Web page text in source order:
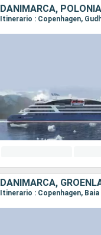
DANIMARCA,
Itinerario : Copenhagen,
DANIMARCA,